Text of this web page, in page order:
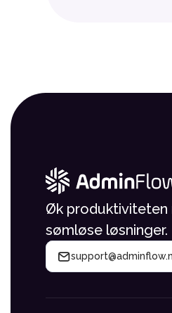
Øk produktiviteten
sømløse løsninger.